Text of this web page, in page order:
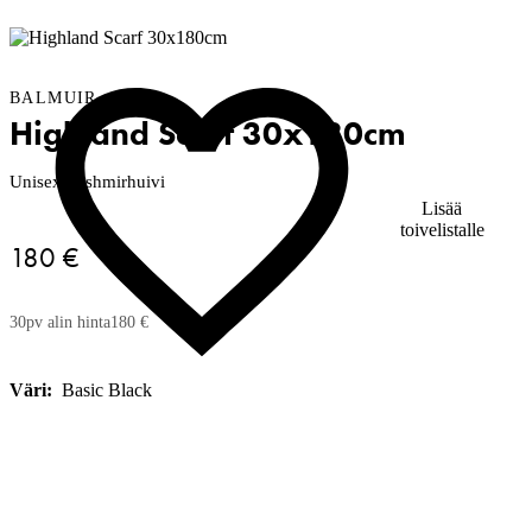
Lisää
toivelistalle
BALMUIR
Highland Scarf 30x180cm
Unisex-kashmirhuivi
180 €
30pv alin hinta180 €
Väri: Basic Black